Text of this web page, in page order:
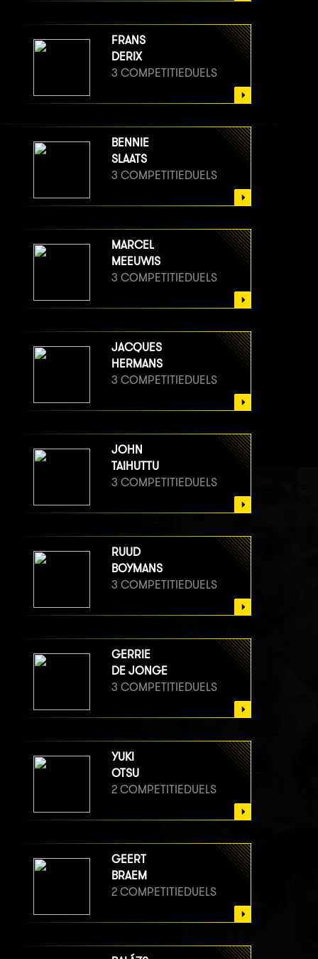
FRANS
DERIX
3 COMPETITIEDUELS
BENNIE
SLAATS
3 COMPETITIEDUELS
MARCEL
MEEUWIS
3 COMPETITIEDUELS
JACQUES
HERMANS
3 COMPETITIEDUELS
JOHN
TAIHUTTU
3 COMPETITIEDUELS
RUUD
BOYMANS
3 COMPETITIEDUELS
GERRIE
DE JONGE
3 COMPETITIEDUELS
YUKI
OTSU
2 COMPETITIEDUELS
GEERT
BRAEM
2 COMPETITIEDUELS